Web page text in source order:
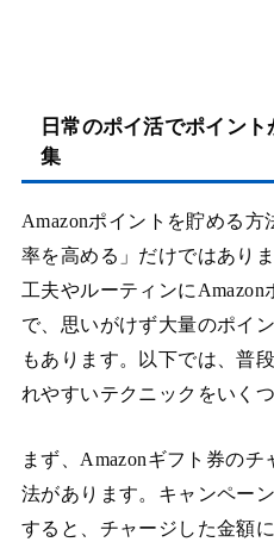
日常のポイ活でポイン
集
Amazonポイントを貯める
率を高める」だけではあり
工夫やルーティンにAmazon
で、思いがけず大量のポイ
もあります。以下では、普
れやすいテクニックをいく
まず、Amazonギフト券の
法があります。キャンペー
すると、チャージした金額